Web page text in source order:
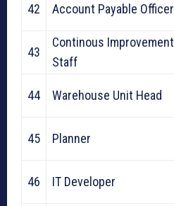
42 Account Payable Officer
43
Continous Improvement
Staff
44 Warehouse Unit Head
45 Planner
46 IT Developer